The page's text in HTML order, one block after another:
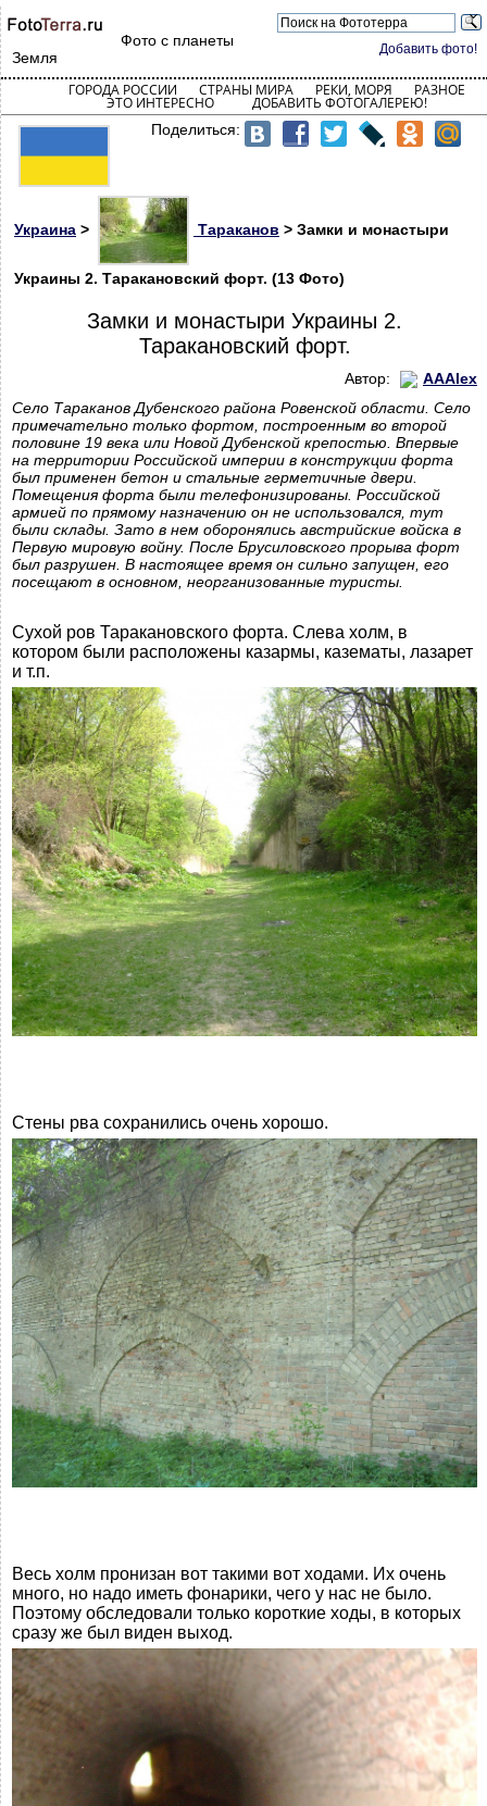
Добавить фото!
Фото с планеты
Земля
ГОРОДА РОССИИ СТРАНЫ МИРА РЕКИ, МОРЯ РАЗНОЕ
ЭТО ИНТЕРЕСНО ДОБАВИТЬ ФОТОГАЛЕРЕЮ!
Поделиться:
Украина > Тараканов > Замки и монастыри
Украины 2. Таракановский форт. (13 Фото)
Замки и монастыри Украины 2.
Таракановский форт.
Автор:
AAAlex
Село Тараканов Дубенского района Ровенской области. Село
примечательно только фортом, построенным во второй
половине 19 века или Новой Дубенской крепостью. Впервые
на территории Российской империи в конструкции форта
был применен бетон и стальные герметичные двери.
Помещения форта были телефонизированы. Российской
армией по прямому назначению он не использовался, тут
были склады. Зато в нем оборонялись австрийские войска в
Первую мировую войну. После Брусиловского прорыва форт
был разрушен. В настоящее время он сильно запущен, его
посещают в основном, неорганизованные туристы.
Сухой ров Таракановского форта. Слева холм, в
котором были расположены казармы, казематы, лазарет
и т.п.
Стены рва сохранились очень хорошо.
Весь холм пронизан вот такими вот ходами. Их очень
много, но надо иметь фонарики, чего у нас не было.
Поэтому обследовали только короткие ходы, в которых
сразу же был виден выход.